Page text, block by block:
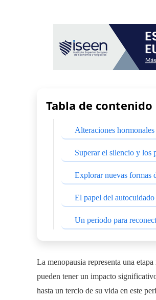
Tabla de contenido
Alteraciones
Superar el silencio y los
Explorar nuevas formas
El papel del
Un periodo para
La menopausia representa una
pueden tener un impacto
hasta un tercio de su vida en este